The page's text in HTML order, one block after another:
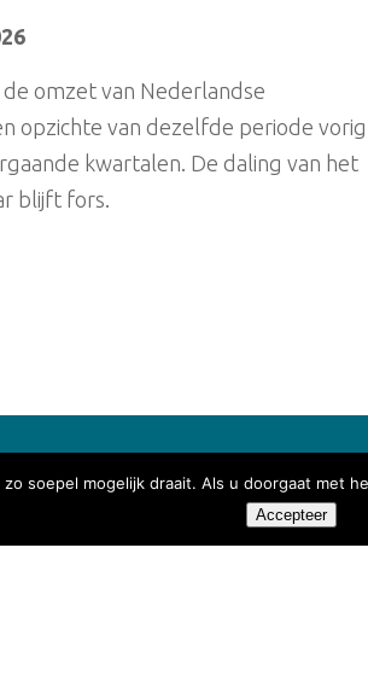
omzet van Nederlandse
opzichte van dezelfde periode vorig
kwartalen. De daling van het
blijft fors.
E-mail:
Tel:
soepel mogelijk draait. Als u doorgaat met
Accepteer